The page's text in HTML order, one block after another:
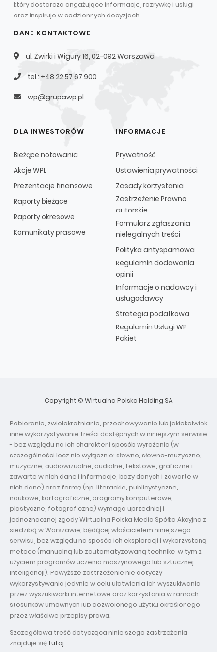
Struktura Grupy Kapitałowej
Biegły rewident
który dostarcza angażujące informacje, rozrywkę i usługi
oraz inspiruje w codziennych decyzjach.
DANE KONTAKTOWE
ul. Żwirki i Wigury 16, 02-092 Warszawa
tel.: +48 22 57 67 900
wp@grupawp.pl
DLA INWESTORÓW
Bieżące notowania
Akcje WPL
Prezentacje finansowe
Raporty bieżące
Raporty okresowe
Komunikaty prasowe
INFORMACJE
Prywatność
Ustawienia prywatności
Zasady korzystania
Zastrzeżenie Prawno
autorskie
Formularz zgłaszania
nielegalnych treści
Polityka antyspamowa
Regulamin dodawania
opinii
Informacje o nadawcy i
usługodawcy
Strategia podatkowa
Regulamin Usługi WP
Pakiet
Copyright © Wirtualna Polska Holding SA
Pobieranie, zwielokrotnianie, przechowywanie lub jakiekolwiek
inne wykorzystywanie treści dostępnych w niniejszym serwisie
- bez względu na ich charakter i sposób wyrażenia (w
szczególności lecz nie wyłącznie: słowne, słowno-muzyczne,
muzyczne, audiowizualne, audialne, tekstowe, graficzne i
zawarte w nich dane i informacje, bazy danych i zawarte w
nich dane) oraz formę (np. literackie, publicystyczne,
naukowe, kartograficzne, programy komputerowe,
plastyczne, fotograficzne) wymaga uprzedniej i
jednoznacznej zgody Wirtualna Polska Media Spółka Akcyjna z
siedzibą w Warszawie, będącej właścicielem niniejszego
serwisu, bez względu na sposób ich eksploracji i wykorzystaną
metodę (manualną lub zautomatyzowaną technikę, w tym z
użyciem programów uczenia maszynowego lub sztucznej
inteligencji). Powyższe zastrzeżenie nie dotyczy
wykorzystywania jedynie w celu ułatwienia ich wyszukiwania
przez wyszukiwarki internetowe oraz korzystania w ramach
stosunków umownych lub dozwolonego użytku określonego
przez właściwe przepisy prawa.
Szczegółowa treść dotycząca niniejszego zastrzeżenia
znajduje się tutaj